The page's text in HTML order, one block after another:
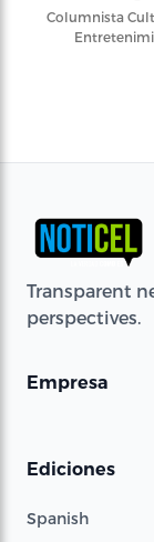
Columnista
Transparent
perspectives.
Empresa
Ediciones
Spanish